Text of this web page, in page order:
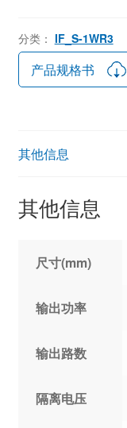
分类： IF_S-1WR3
产品规格书
其他信息
其他信息
尺寸(mm)
输出功率
输出路数
隔离电压